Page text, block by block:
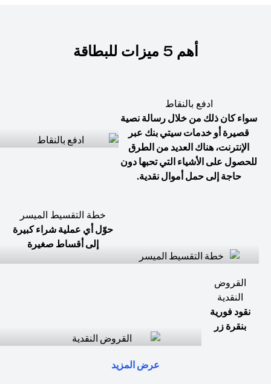
أهم 5 ميزات للبطاقة
ادفع بالنقاط
سواء كان ذلك من خلال رسالة نصية
قصيرة أو خدمات سيتي بنك عبر
الإنترنت، هناك العديد من الطرق
للحصول على الأشياء التي تحبها دون
حاجة إلى حمل أموال نقدية.
خطة التقسيط الميسر
حوّل أي عملية شراء كبيرة
إلى أقساط صغيرة
القروض
النقدية
نقود فورية
بنقرة زر
عرض المزيد